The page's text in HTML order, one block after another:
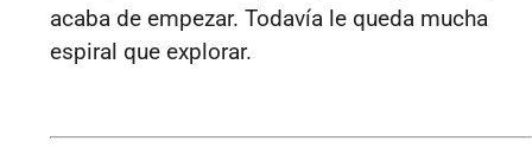
acaba de empezar. Todavía le queda mucha
espiral que explorar.